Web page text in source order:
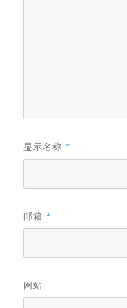
显示名称 *
邮箱 *
网站